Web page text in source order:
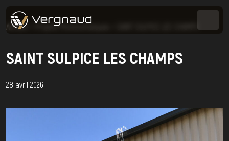
Accueil Projets Photovoltaïques
SAINT SULPICE LES CHAMPS
28 avril 2026